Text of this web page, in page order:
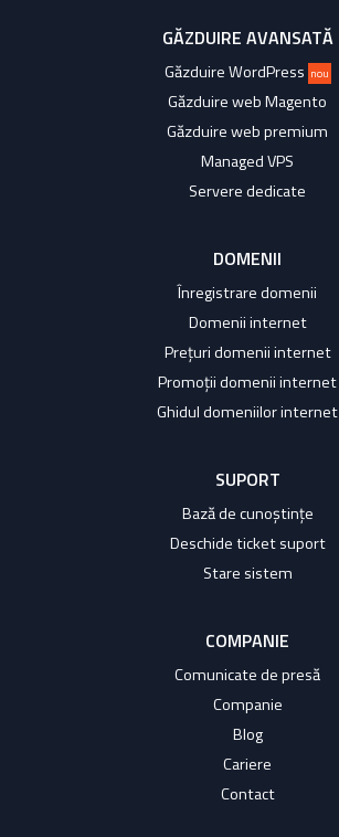
GĂZDUIRE AVANSATĂ
Găzduire WordPress nou
Găzduire web Magento
Găzduire web premium
Managed VPS
Servere dedicate
DOMENII
Înregistrare domenii
Domenii internet
Prețuri domenii internet
Promoții domenii internet
Ghidul domeniilor internet
SUPORT
Bază de cunoștințe
Deschide ticket suport
Stare sistem
COMPANIE
Comunicate de presă
Companie
Blog
Cariere
Contact